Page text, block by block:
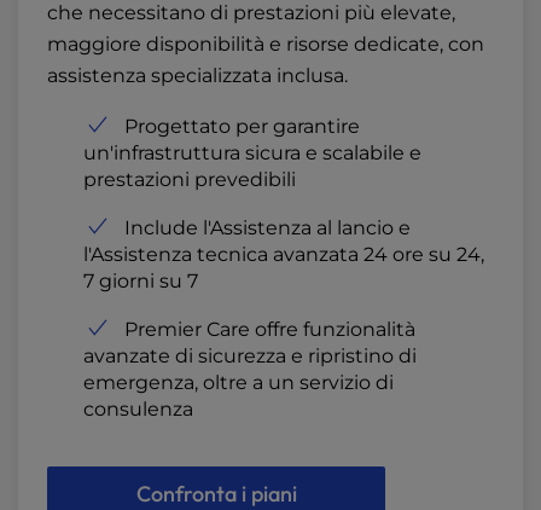
che necessitano di prestazioni più elevate,
maggiore disponibilità e risorse dedicate, con
assistenza specializzata inclusa.
Progettato per garantire
un'infrastruttura sicura e scalabile e
prestazioni prevedibili
Include l'Assistenza al lancio e
l'Assistenza tecnica avanzata 24 ore su 24,
7 giorni su 7
Premier Care offre funzionalità
avanzate di sicurezza e ripristino di
emergenza, oltre a un servizio di
consulenza
Confronta i piani